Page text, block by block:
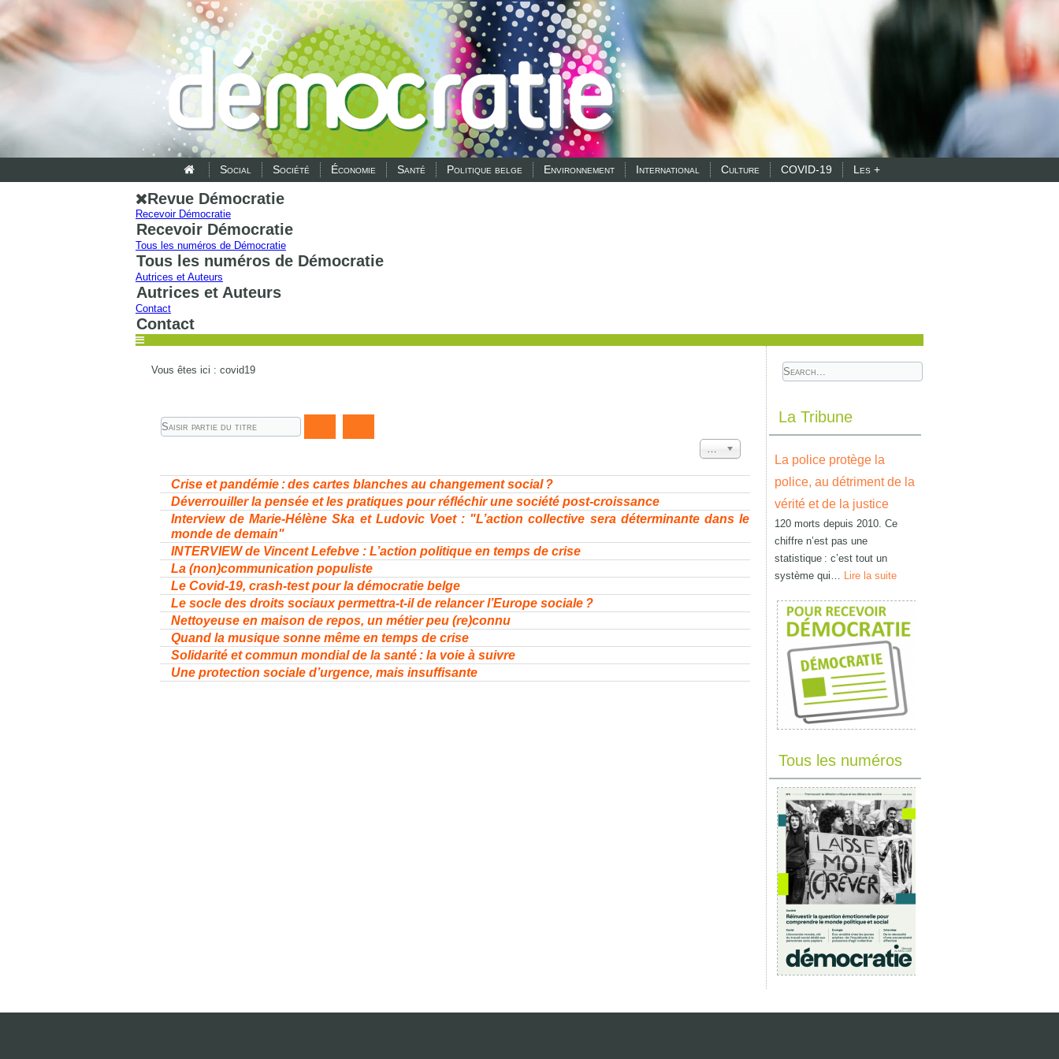
Social Société Économie Santé Politique belge Environnement International Culture COVID-19 Les +
Revue Démocratie
Recevoir Démocratie
Recevoir Démocratie
Tous les numéros de Démocratie
Tous les numéros de Démocratie
Autrices et Auteurs
Autrices et Auteurs
Contact
Contact
Vous êtes ici : covid19
Saisir
partie
titre
Affichage
Crise et pandémie : des cartes blanches au changement social ?
Déverrouiller la pensée et les pratiques pour réfléchir une société post-croissance
Interview de Marie-Hélène Ska et Ludovic Voet : "L’action collective sera déterminante dans le
monde de demain"
INTERVIEW de Vincent Lefebve : L’action politique en temps de crise
La (non)communication populiste
Le Covid-19, crash-test pour la démocratie belge
Le socle des droits sociaux permettra-t-il de relancer l’Europe sociale ?
Nettoyeuse en maison de repos, un métier peu (re)connu
Quand la musique sonne même en temps de crise
Solidarité et commun mondial de la santé : la voie à suivre
Une protection sociale d’urgence, mais insuffisante
La Tribune
La police protège la
police, au détriment de la
vérité et de la justice
120 morts depuis 2010. Ce
chiffre n’est pas une
statistique : c’est tout un
système qui… Lire la suite
Tous les numéros